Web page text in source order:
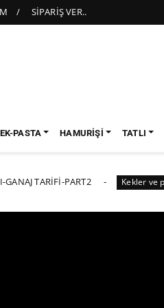
SİPARİŞ VER..
PASTA HAMURİŞİ TATLI
PART2 Kekler ve pastalar